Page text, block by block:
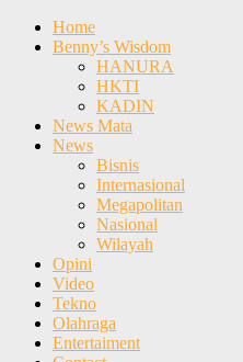
Home
Benny’s Wisdom
HANURA
HKTI
KADIN
News Mata
News
Bisnis
Internasional
Megapolitan
Nasional
Wilayah
Opini
Video
Tekno
Olahraga
Entertaiment